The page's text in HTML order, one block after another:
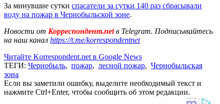
За минувшие сутки спасатели за сутки 140 раз сбрасывали
воду на пожар в Чернобыльской зоне.
Новости от Корреспондент.netв Telegram. Подписывайтесь
на наш канал https://t.me/korrespondentnet
Читайте Korrespondent.net в Google News
ТЕГИ: Чернобыль, пожар, лесной пожар, Чернобыльская
зона
Если вы заметили ошибку, выделите необходимый текст и
нажмите Ctrl+Enter, чтобы сообщить об этом редакции.